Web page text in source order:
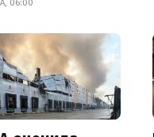
06:00